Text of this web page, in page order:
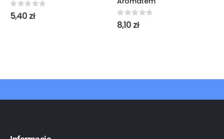
0out of 5
5,40 zł 0out of 5
8,10 zł